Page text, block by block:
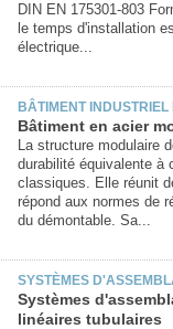
DIN EN 175301-803
le temps d'installation
électrique...
BÂTIMENT
Bâtiment en acier
La structure modulaire
durabilité équivalente à
classiques. Elle réunit
répond aux normes de
du démontable. Sa...
SYSTÈMES
Systèmes
linéaires tubulaires